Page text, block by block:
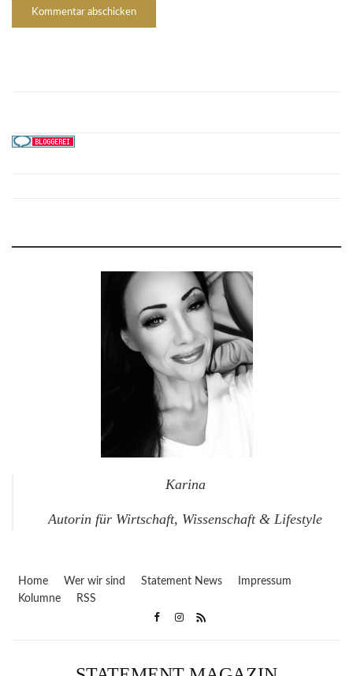
Karina
Autorin für Wirtschaft, Wissenschaft & Lifestyle
Home Wer wir sind Statement News
Impressum
Kolumne
RSS